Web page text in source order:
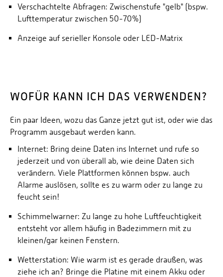
Verschachtelte Abfragen: Zwischenstufe "gelb" (bspw.
Lufttemperatur zwischen 50-70%)
Anzeige auf serieller Konsole oder LED-Matrix
WOFÜR KANN ICH DAS VERWENDEN?
Ein paar Ideen, wozu das Ganze jetzt gut ist, oder wie das
Programm ausgebaut werden kann.
Internet: Bring deine Daten ins Internet und rufe so
jederzeit und von überall ab, wie deine Daten sich
verändern. Viele Plattformen können bspw. auch
Alarme auslösen, sollte es zu warm oder zu lange zu
feucht sein!
Schimmelwarner: Zu lange zu hohe Luftfeuchtigkeit
entsteht vor allem häufig in Badezimmern mit zu
kleinen/gar keinen Fenstern.
Wetterstation: Wie warm ist es gerade draußen, was
ziehe ich an? Bringe die Platine mit einem Akku oder